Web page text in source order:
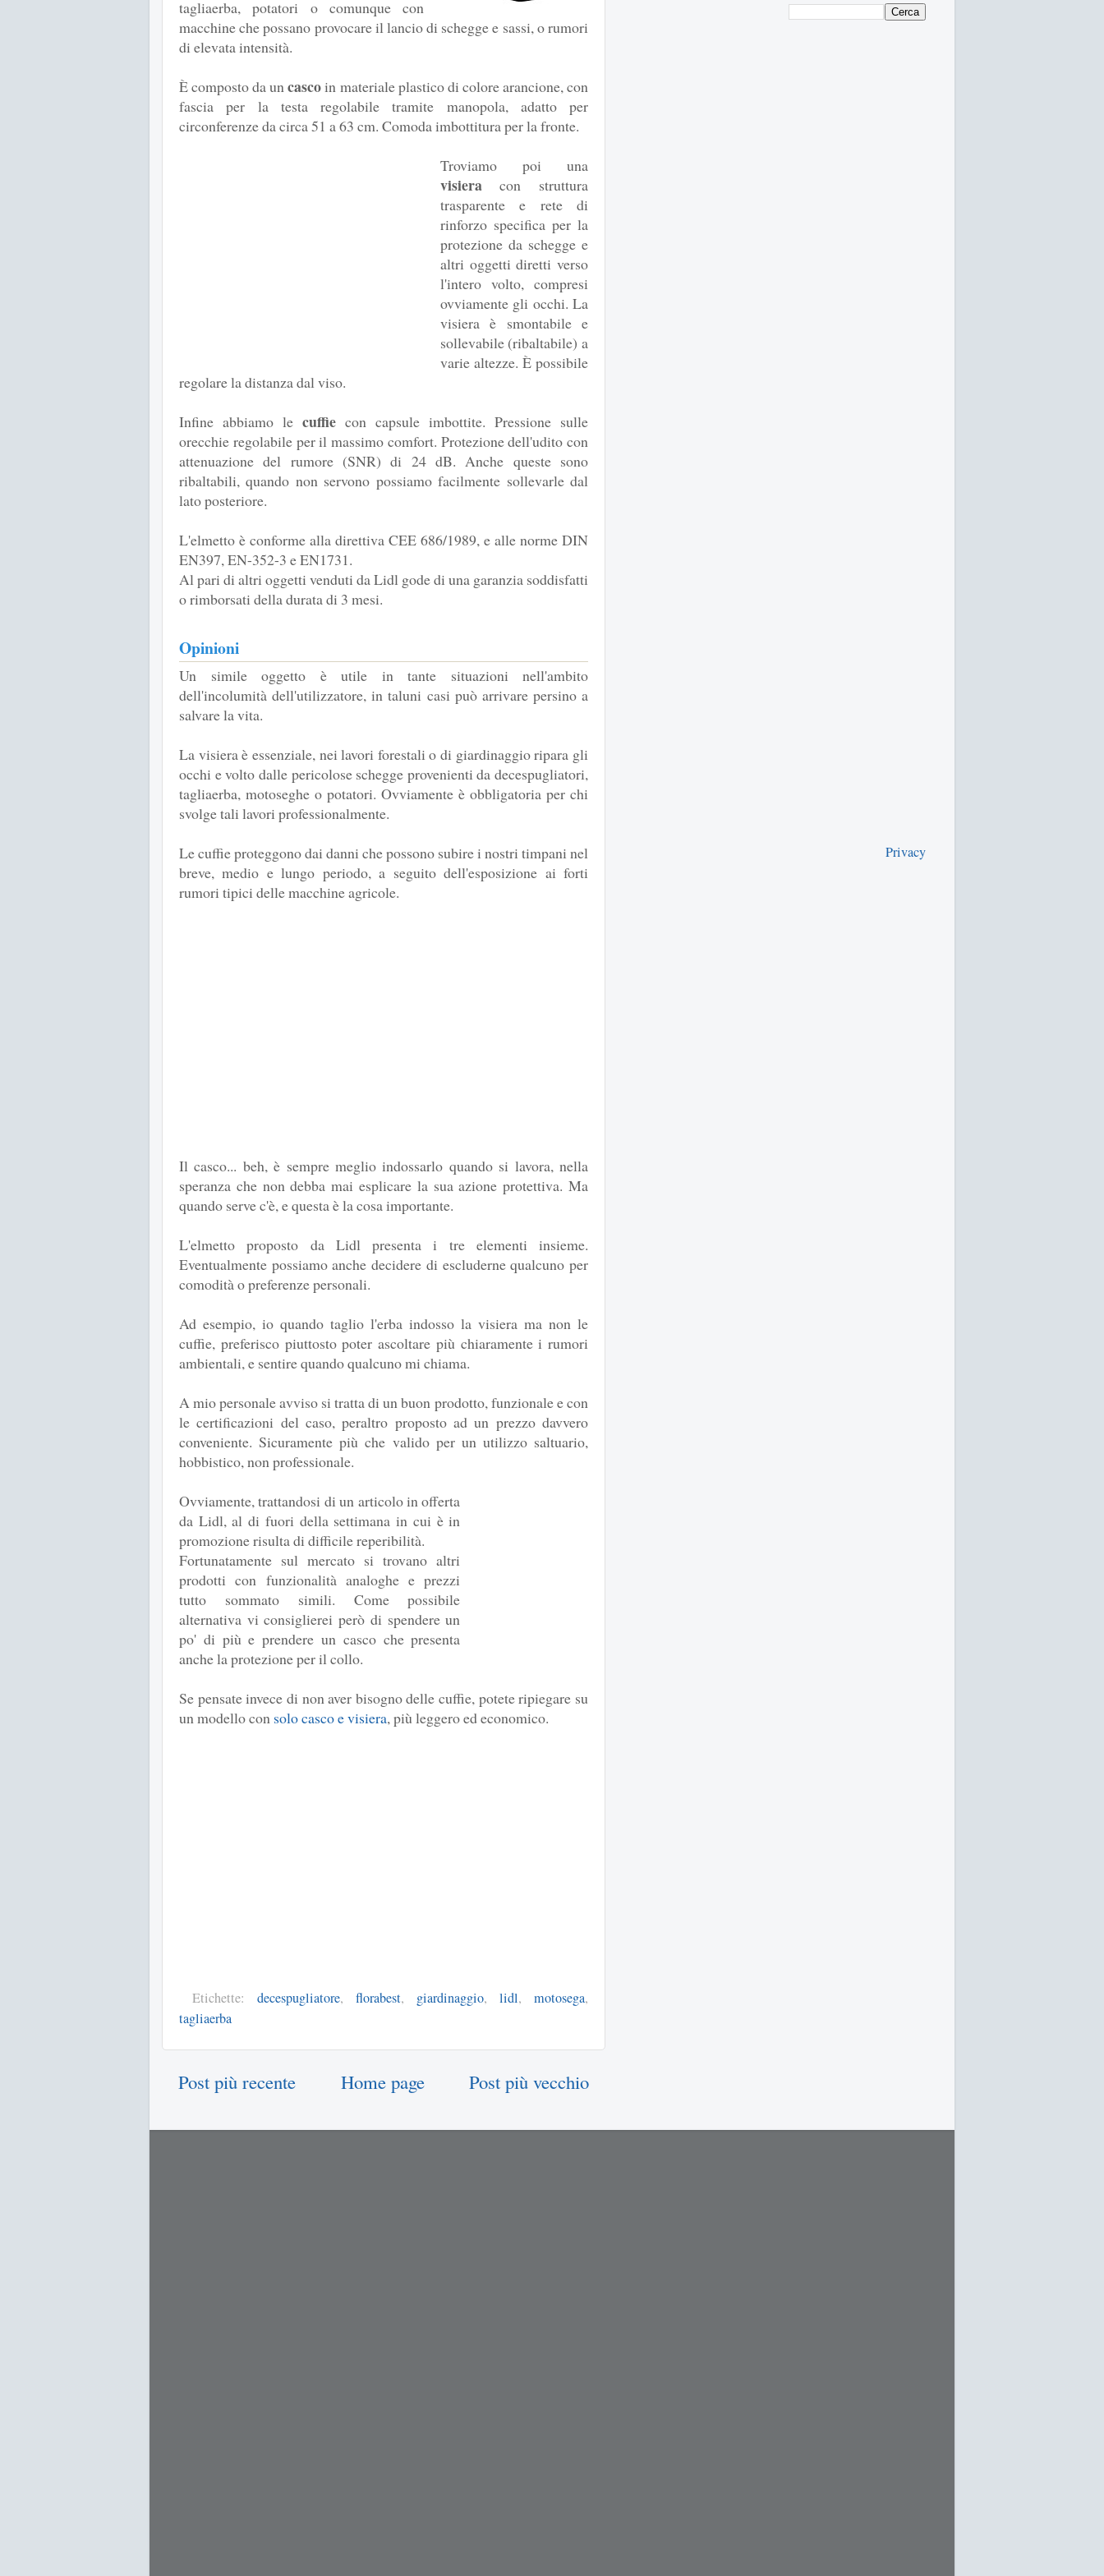
tagliaerba, potatori o comunque con
macchine che possano provocare il lancio di schegge e sassi, o rumori
di elevata intensità.
È composto da uncascoin materiale plastico di colore arancione, con
fascia per la testa regolabile tramite manopola, adatto per
circonferenze da circa 51 a 63 cm. Comoda imbottitura per la fronte.
Troviamo poi una
visieracon struttura
trasparente e rete di
rinforzo specifica per la
protezione da schegge e
altri oggetti diretti verso
l'intero volto, compresi
ovviamente gli occhi. La
visiera è smontabile e
sollevabile (ribaltabile) a
varie altezze. È possibile
regolare la distanza dal viso.
Infine abbiamo le cuffie con capsule imbottite. Pressione sulle
orecchie regolabile per il massimo comfort. Protezione dell'udito con
attenuazione del rumore (SNR) di 24 dB. Anche queste sono
ribaltabili, quando non servono possiamo facilmente sollevarle dal
lato posteriore.
L'elmetto è conforme alla direttiva CEE 686/1989, e alle norme DIN
EN397, EN-352-3 e EN1731.
Al pari di altri oggetti venduti da Lidl gode di una garanzia soddisfatti
o rimborsati della durata di 3 mesi.
Opinioni
Un simile oggetto è utile in tante situazioni nell'ambito
dell'incolumità dell'utilizzatore, in taluni casi può arrivare persino a
salvare la vita.
La visiera è essenziale, nei lavori forestali o di giardinaggio ripara gli
occhi e volto dalle pericolose schegge provenienti da decespugliatori,
tagliaerba, motoseghe o potatori. Ovviamente è obbligatoria per chi
svolge tali lavori professionalmente.
Le cuffie proteggono dai danni che possono subire i nostri timpani nel
breve, medio e lungo periodo, a seguito dell'esposizione ai forti
rumori tipici delle macchine agricole.
Il casco... beh, è sempre meglio indossarlo quando si lavora, nella
speranza che non debba mai esplicare la sua azione protettiva. Ma
quando serve c'è, e questa è la cosa importante.
L'elmetto proposto da Lidl presenta i tre elementi insieme.
Eventualmente possiamo anche decidere di escluderne qualcuno per
comodità o preferenze personali.
Ad esempio, io quando taglio l'erba indosso la visiera ma non le
cuffie, preferisco piuttosto poter ascoltare più chiaramente i rumori
ambientali, e sentire quando qualcuno mi chiama.
A mio personale avviso si tratta di un buon prodotto, funzionale e con
le certificazioni del caso, peraltro proposto ad un prezzo davvero
conveniente. Sicuramente più che valido per un utilizzo saltuario,
hobbistico, non professionale.
Ovviamente, trattandosi di un articolo in offerta
da Lidl, al di fuori della settimana in cui è in
promozione risulta di difficile reperibilità.
Fortunatamente sul mercato si trovano altri
prodotti con funzionalità analoghe e prezzi
tutto sommato simili. Come possibile
alternativa vi consiglierei però di spendere un
po' di più e prendere un casco che presenta
anche la protezione per il collo.
Se pensate invece di non aver bisogno delle cuffie, potete ripiegare su
un modello con solo casco e visiera, più leggero ed economico.
Etichette:decespugliatore,florabest, giardinaggio,lidl,motosega,
tagliaerba
Post più recente Post più vecchio
Home page
Privacy